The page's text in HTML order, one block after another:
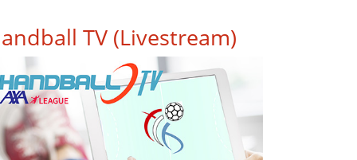
TV (Livestream)